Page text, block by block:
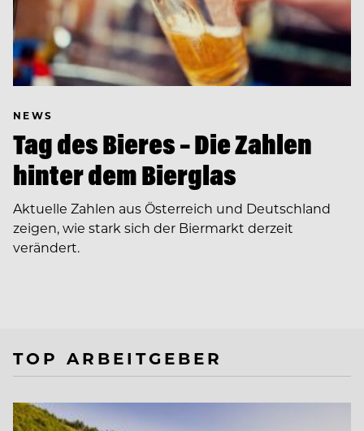
NEWS
Tag des Bieres – Die Zahlen
hinter dem Bierglas
Aktuelle Zahlen aus Österreich und Deutschland
zeigen, wie stark sich der Biermarkt derzeit
verändert.
TOP ARBEITGEBER